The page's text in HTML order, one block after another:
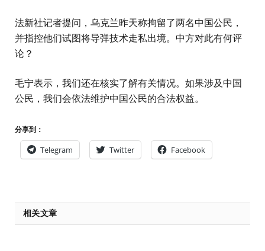
法新社记者提问，乌克兰昨天称拘留了两名中国公民，
并指控他们试图将导弹技术走私出境。中方对此有何评
论？
毛宁表示，我们还在核实了解有关情况。如果涉及中国
公民，我们会依法维护中国公民的合法权益。
分享到：
Telegram Twitter Facebook
相关文章